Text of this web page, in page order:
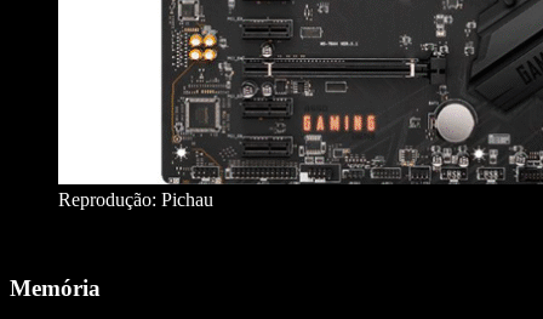
Reprodução: Pichau
Memória